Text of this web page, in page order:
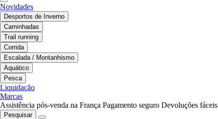
Novidades
Desportos de Inverno
Caminhadas
Trail running
Corrida
Escalada / Montanhismo
Aquático
Pesca
Liquidação
Marcas
Assistência pós-venda na França Pagamento seguro Devoluções fáceis
Pesquisar